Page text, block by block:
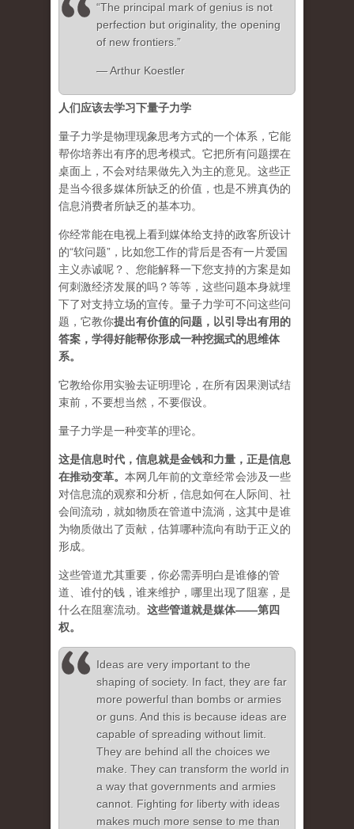
“The principal mark of genius is not
perfection but originality, the opening
of new frontiers.”
― Arthur Koestler
人们应该去学习下量子力学
量子力学是物理现象思考方式的一个体系，它能
帮你培养出有序的思考模式。它把所有问题摆在
桌面上，不会对结果做先入为主的意见。这些正
是当今很多媒体所缺乏的价值，也是不辨真伪的
信息消费者所缺乏的基本功。
你经常能在电视上看到媒体给支持的政客所设计
的“软问题”，比如您工作的背后是否有一片爱国
主义赤诚呢？、您能解释一下您支持的方案是如
何刺激经济发展的吗？等等，这些问题本身就埋
下了对支持立场的宣传。量子力学可不问这些问
题，它教你提出有价值的问题，以引导出有用的
答案，学得好能帮你形成一种挖掘式的思维体
系。
它教给你用实验去证明理论，在所有因果测试结
束前，不要想当然，不要假设。
量子力学是一种变革的理论。
这是信息时代，信息就是金钱和力量，正是信息
在推动变革。 本网几年前的文章经常会涉及一些
对信息流的观察和分析，信息如何在人际间、社
会间流动，就如物质在管道中流淌，这其中是谁
为物质做出了贡献，估算哪种流向有助于正义的
形成。
这些管道尤其重要，你必需弄明白是谁修的管
道、谁付的钱，谁来维护，哪里出现了阻塞，是
什么在阻塞流动。 这些管道就是媒体——第四
权。
Ideas are very important to the
shaping of society. In fact, they are far
more powerful than bombs or armies
or guns. And this is because ideas are
capable of spreading without limit.
They are behind all the choices we
make. They can transform the world in
a way that governments and armies
cannot. Fighting for liberty with ideas
makes much more sense to me than